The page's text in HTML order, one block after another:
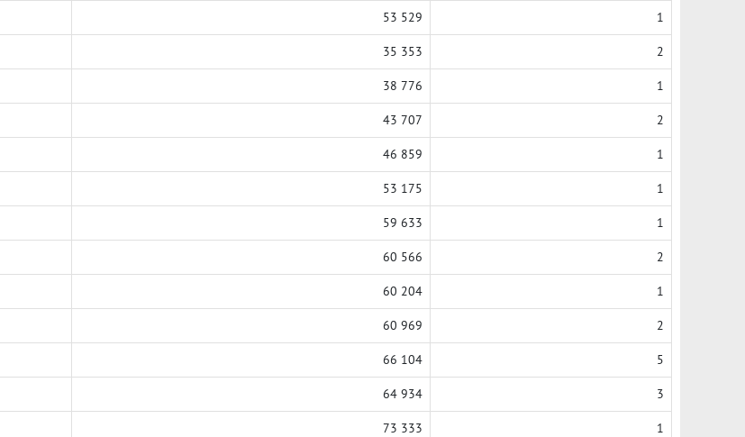
53 529 1
35 353 2
38 776 1
43 707 2
46 859 1
53 175 1
59 633 1
60 566 2
60 204 1
60 969 2
66 104 5
64 934 3
73 333 1